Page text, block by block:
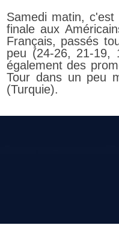
Samedi matin,
finale aux
Français, passés
peu (24-26, 21-19,
également des
Tour dans un peu
(Turquie).